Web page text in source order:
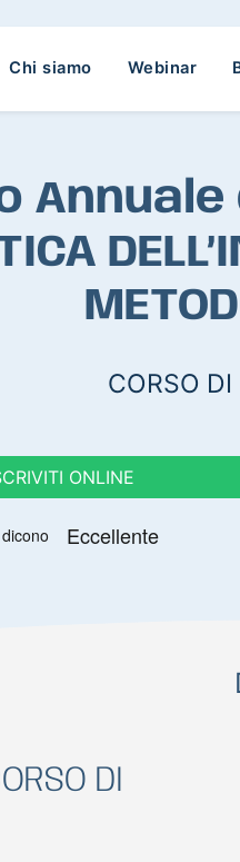
Chi siamo Webinar
CORSO
ONLINE
DI